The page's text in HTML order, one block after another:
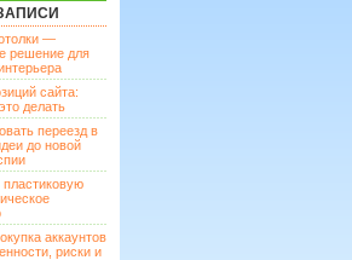
—
решение для
сайта:
делать
переезд в
до новой
пластиковую
аккаунтов
риски и